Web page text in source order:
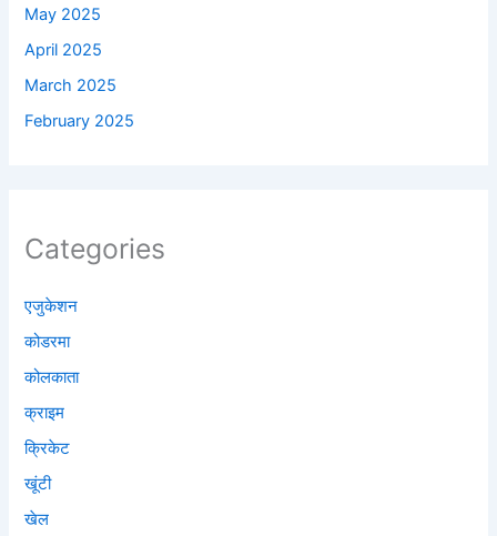
May 2025
April 2025
March 2025
February 2025
Categories
एजुकेशन
कोडरमा
कोलकाता
क्राइम
क्रिकेट
खूंटी
खेल